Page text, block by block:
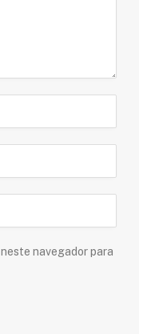
navegador para